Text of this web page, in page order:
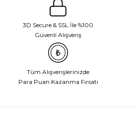
3D Secure & SSL İle %100
Güvenli Alışveriş
Tüm Alışverişlerinizde
Para Puan Kazanma Fırsatı